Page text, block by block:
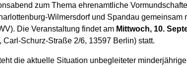
zum Thema ehrenamtliche
Wilmersdorf und Spandau
Die Veranstaltung findet am Mittwoch, 10.
Carl-Schurz-Straße 2/6, 13597 Berlin) statt.
die aktuelle Situation unbegleiteter